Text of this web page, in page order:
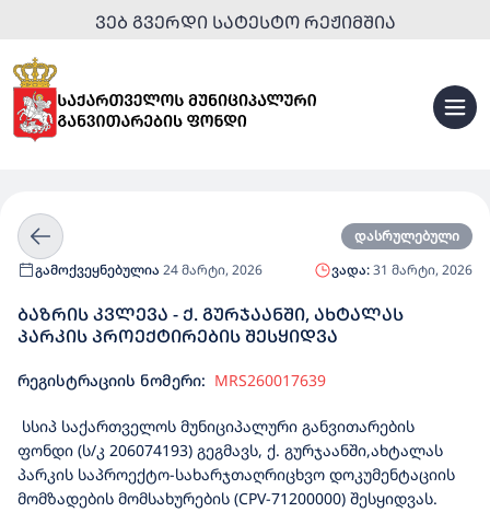
ᲕᲔᲑ ᲒᲕᲔᲠᲓᲘ ᲡᲐᲢᲔᲡᲢᲝ ᲠᲔᲟᲘᲛᲨᲘᲐ
დასრულებული
გამოქვეყნებულია 24 მარტი, 2026 ვადა:31 მარტი, 2026
ᲑᲐᲖᲠᲘᲡ ᲙᲕᲚᲔᲕᲐ - Ქ. ᲒᲣᲠᲯᲐᲐᲜᲨᲘ, ᲐᲮᲢᲐᲚᲐᲡ
ᲞᲐᲠᲙᲘᲡ ᲞᲠᲝᲔᲥᲢᲘᲠᲔᲑᲘᲡ ᲨᲔᲡᲧᲘᲓᲕᲐ
რეგისტრაციის ნომერი: MRS260017639
სსიპ საქართველოს მუნიციპალური განვითარების
ფონდი (ს/კ 206074193) გეგმავს, ქ. გურჯაანში,ახტალას
პარკის საპროექტო-სახარჯთაღრიცხვო დოკუმენტაციის
მომზადების მომსახურების (CPV-71200000) შესყიდვას.